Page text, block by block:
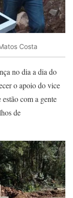
Costa
no dia a dia do
o apoio do vice
com a gente
de